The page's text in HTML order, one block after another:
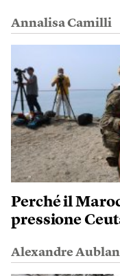
Annalisa Camilli
Perché il
pressione
Alexandre